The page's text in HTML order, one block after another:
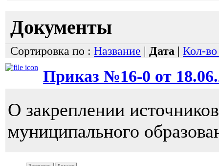
Документы
Сортировка по : Название | Дата | Кол-во
Приказ №16-0 от
О закреплении
муниципального